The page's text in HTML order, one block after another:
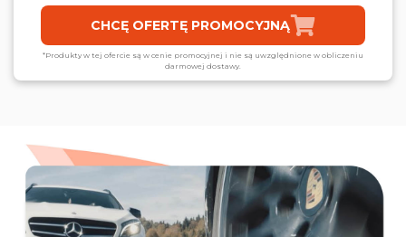
CHCĘ OFERTĘ PROMOCYJNĄ
*Produkty w tej ofercie są w cenie promocyjnej i nie są uwzględnione w obliczeniu
darmowej dostawy.